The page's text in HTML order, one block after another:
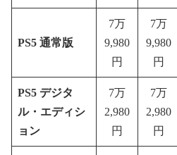
PS5 通常版
7万
9,980
円
7万
9,980
円
PS5 デジタ
ル・エディシ
ョン
7万
2,980
円
7万
2,980
円